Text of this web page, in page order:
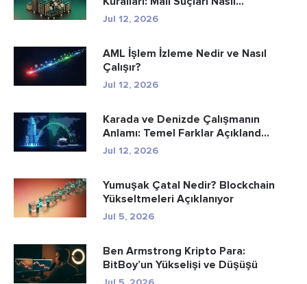
Jul 12, 2026
AML İşlem İzleme Nedir ve Nasıl
Çalışır?
Jul 12, 2026
Karada ve Denizde Çalışmanın
Anlamı: Temel Farklar Açıkland...
Jul 12, 2026
Yumuşak Çatal Nedir? Blockchain
Yükseltmeleri Açıklanıyor
Jul 5, 2026
Ben Armstrong Kripto Para:
BitBoy’un Yükselişi ve Düşüşü